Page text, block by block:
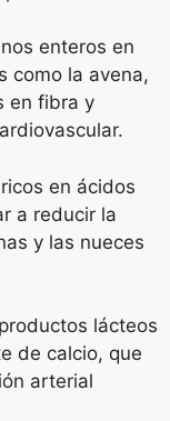
enteros en
como la avena,
en fibra y
en ácidos
a reducir la
y las nueces
lácteos
de calcio, que
arterial